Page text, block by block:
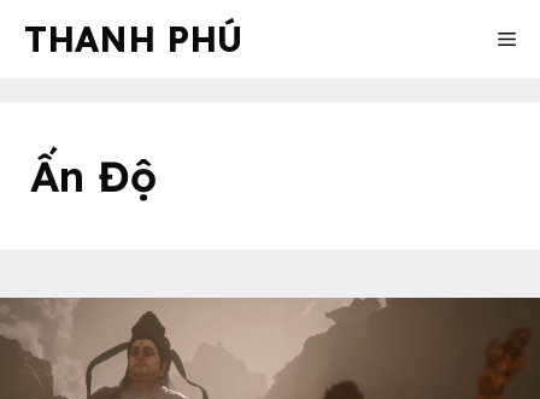
THANH PHÚ
Ấn Độ